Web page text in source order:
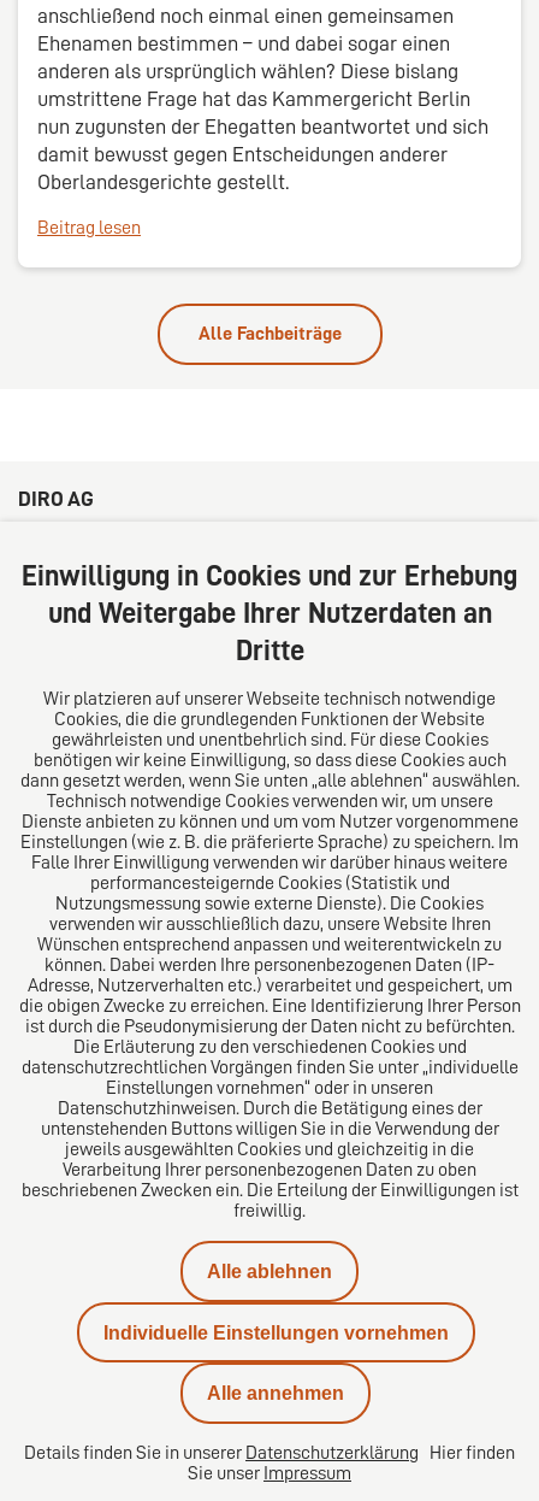
anschließend noch einmal einen gemeinsamen
Ehenamen bestimmen – und dabei sogar einen
anderen als ursprünglich wählen? Diese bislang
umstrittene Frage hat das Kammergericht Berlin
nun zugunsten der Ehegatten beantwortet und sich
damit bewusst gegen Entscheidungen anderer
Oberlandesgerichte gestellt.
Beitrag lesen
Alle Fachbeiträge
DIRO AG
20354 Hamburg
Deutschland
Tel: +49 (0) 40 41352231
Über uns
Das Kanzlei-Vertrauensnetzwerk. Aus Europa für die
Welt. Für den erfolgreichen Mittelstand.
Folgen Sie uns auf
Das europäische Kanzlei-Netzwerk
Datenschutz
Einwilligung in Cookies und zur Erhebung
und Weitergabe Ihrer Nutzerdaten an
Dritte
Wir platzieren auf unserer Webseite technisch notwendige
Cookies, die die grundlegenden Funktionen der Website
gewährleisten und unentbehrlich sind. Für diese Cookies
benötigen wir keine Einwilligung, so dass diese Cookies auch
dann gesetzt werden, wenn Sie unten „alle ablehnen“ auswählen.
Technisch notwendige Cookies verwenden wir, um unsere
Dienste anbieten zu können und um vom Nutzer vorgenommene
Einstellungen (wie z. B. die präferierte Sprache) zu speichern. Im
Falle Ihrer Einwilligung verwenden wir darüber hinaus weitere
performancesteigernde Cookies (Statistik und
Nutzungsmessung sowie externe Dienste). Die Cookies
verwenden wir ausschließlich dazu, unsere Website Ihren
Wünschen entsprechend anpassen und weiterentwickeln zu
können. Dabei werden Ihre personenbezogenen Daten (IP-
Adresse, Nutzerverhalten etc.) verarbeitet und gespeichert, um
die obigen Zwecke zu erreichen. Eine Identifizierung Ihrer Person
ist durch die Pseudonymisierung der Daten nicht zu befürchten.
Die Erläuterung zu den verschiedenen Cookies und
datenschutzrechtlichen Vorgängen finden Sie unter „individuelle
Einstellungen vornehmen“ oder in unseren
Datenschutzhinweisen. Durch die Betätigung eines der
untenstehenden Buttons willigen Sie in die Verwendung der
jeweils ausgewählten Cookies und gleichzeitig in die
Verarbeitung Ihrer personenbezogenen Daten zu oben
beschriebenen Zwecken ein. Die Erteilung der Einwilligungen ist
freiwillig.
Alle ablehnen
Individuelle Einstellungen vornehmen
Alle annehmen
Details finden Sie in unserer Datenschutzerklärung Hier finden
Sie unser Impressum